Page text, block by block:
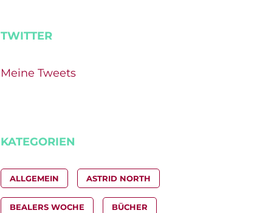
TWITTER
Meine Tweets
KATEGORIEN
ALLGEMEIN ASTRID NORTH
BEALERS WOCHE BÜCHER